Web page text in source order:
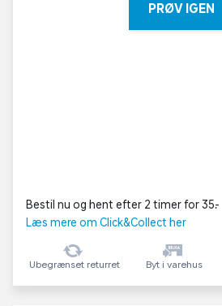
PRØV IGEN
Bestil nu og hent efter 2 timer for 35,-
Læs mere om Click&Collect her
Ubegrænset returret Byt i varehus